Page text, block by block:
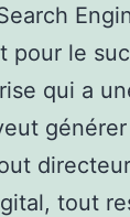
pour le
qui a
tout